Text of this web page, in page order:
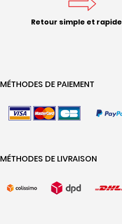
Retour simple et rapide
MÉTHODES DE PAIEMENT
MÉTHODES DE LIVRAISON